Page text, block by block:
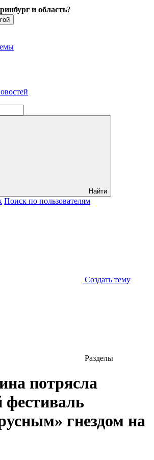
и область?
Найти
Поиск по пользователям
Создать тему
Разделы
потрясла
гнездом на